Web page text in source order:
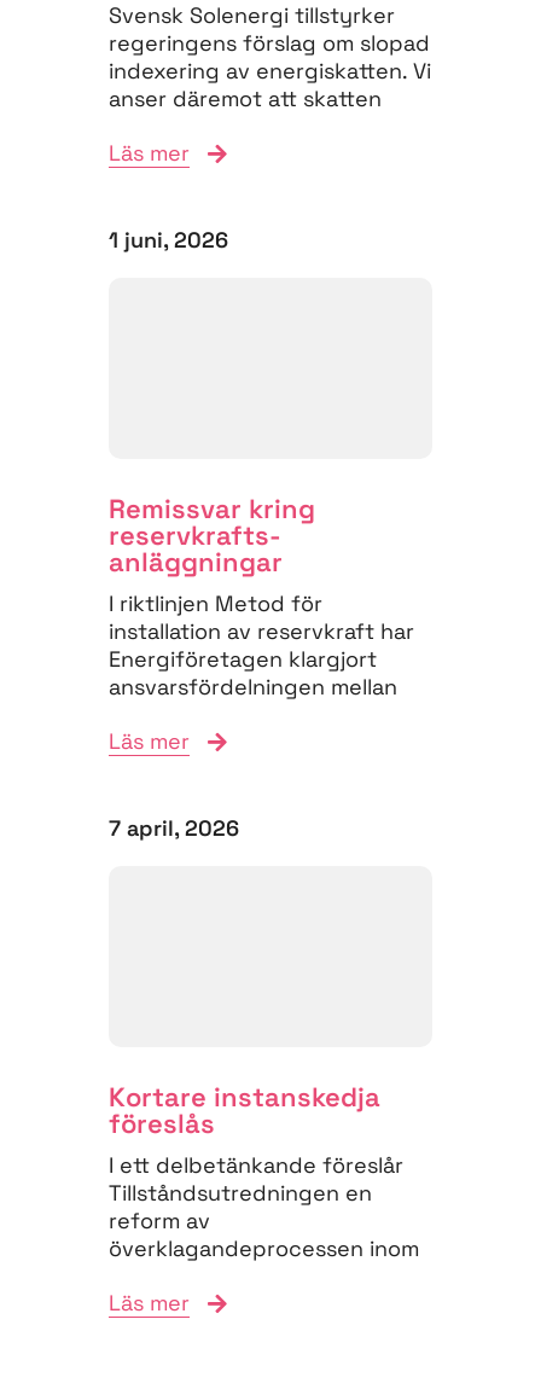
Svensk Solenergi tillstyrker
regeringens förslag om slopad
indexering av energiskatten. Vi
anser däremot att skatten
att...
Läs mer
1 juni, 2026
Remissvar kring
reservkrafts­
anläggningar
I riktlinjen Metod för
installation av reservkraft har
Energiföretagen klargjort
ansvarsfördelningen mellan
på flera viktiga punkter. I...
Läs mer
7 april, 2026
Kortare instanskedja
föreslås
I ett delbetänkande föreslår
Tillståndsutredningen en
reform av
överklagandeprocessen inom
oss övergripande positiva till
Läs mer